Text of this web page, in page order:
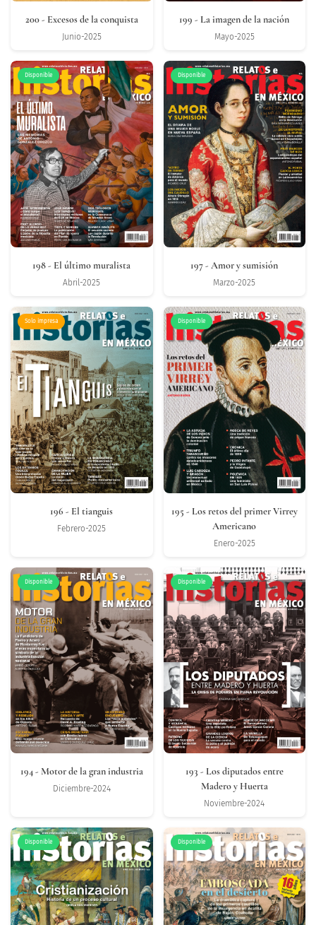
200- Excesos de la conquista
Junio-2025
199 - La imagen de la nación
Mayo-2025
Disponible
198- El último muralista
Abril-2025
Disponible
197- Amor y sumisión
Marzo-2025
Solo impresa
196 - El tianguis
Febrero-2025
Disponible
195 - Los retos del primer Virrey
Americano
Enero-2025
Disponible
194- Motor de la gran industria
Diciembre-2024
Disponible
193 - Los diputados entre
Madero y Huerta
Noviembre-2024
Disponible Disponible